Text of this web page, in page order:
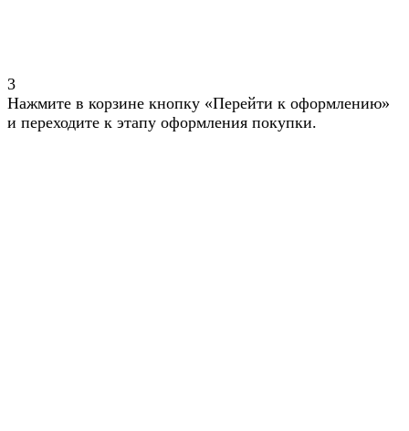
3
Нажмите в корзине кнопку «Перейти к оформлению»
и переходите к этапу оформления покупки.